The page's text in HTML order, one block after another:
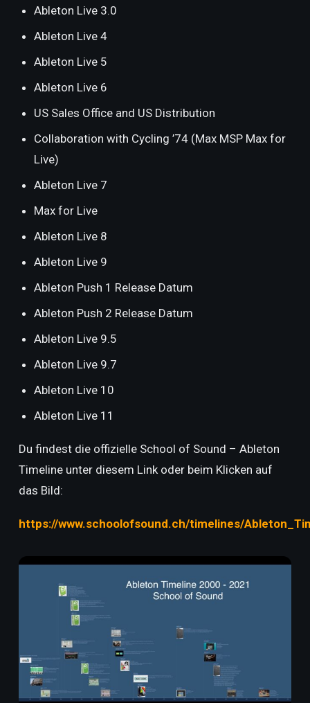
Ableton Live 3.0
Ableton Live 4
Ableton Live 5
Ableton Live 6
US Sales Office and US Distribution
Collaboration with Cycling ’74 (Max MSP Max for
Live)
Ableton Live 7
Max for Live
Ableton Live 8
Ableton Live 9
Ableton Push 1 Release Datum
Ableton Push 2 Release Datum
Ableton Live 9.5
Ableton Live 9.7
Ableton Live 10
Ableton Live 11
Du findest die offizielle School of Sound – Ableton
Timeline unter diesem Link oder beim Klicken auf
das Bild:
https://www.schoolofsound.ch/timelines/